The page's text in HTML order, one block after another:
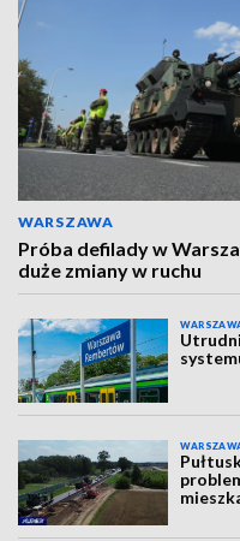
WARSZAWA
Próba defilady w
duże zmiany w ruchu